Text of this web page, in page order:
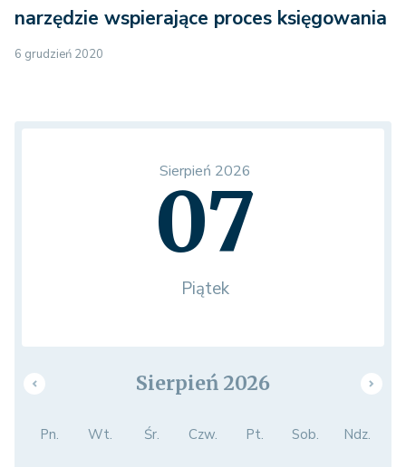
narzędzie wspierające proces księgowania
6 grudzień 2020
Sierpień 2026
07
Piątek
Sierpień 2026
Pn. Wt. Śr. Czw. Pt. Sob. Ndz.